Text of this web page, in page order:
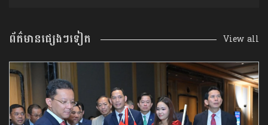
ព័ត៌មានផ្សេងៗទៀត View all